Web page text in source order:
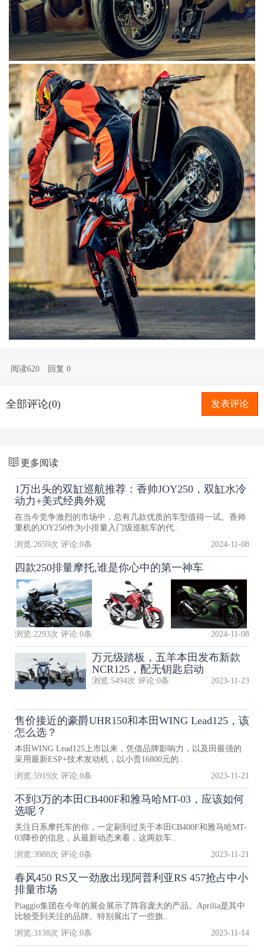
阅读620 回复0
全部评论(0) 发表评论
更多阅读
1万出头的双缸巡航推荐：香帅JOY250，双缸水冷
动力+美式经典外观
在当今竞争激烈的市场中，总有几款优质的车型值得一试。香帅
重机的JOY250作为小排量入门级巡航车的代..
浏览:2659次 评论:0条 2024-11-08
四款250排量摩托,谁是你心中的第一神车
浏览:2293次 评论:0条 2024-11-08
万元级踏板，五羊本田发布新款
NCR125，配无钥匙启动
浏览:5494次 评论:0条 2023-11-23
售价接近的豪爵UHR150和本田WING Lead125，该
怎么选？
本田WING Lead125上市以来，凭借品牌影响力，以及田最强的
采用最新ESP+技术发动机，以小贵16800元的..
浏览:5919次 评论:0条 2023-11-21
不到3万的本田CB400F和雅马哈MT-03，应该如何
选呢？
关注日系摩托车的你，一定刷到过关于本田CB400F和雅马哈MT-
03降价的信息，从最新动态来看，这两款车..
浏览:3988次 评论:0条 2023-11-21
春风450 RS又一劲敌出现阿普利亚RS 457抢占中小
排量市场
Piaggio集团在今年的展会展示了阵容庞大的产品。Aprilia是其中
比较受到关注的品牌。特别展出了一些旗..
浏览:3138次 评论:0条 2023-11-14